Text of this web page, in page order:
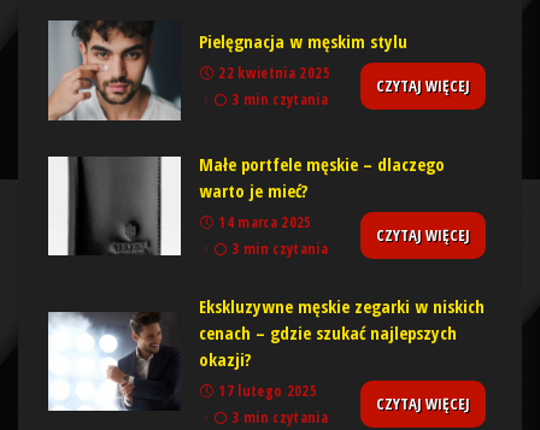
Pielęgnacja w męskim stylu
22 kwietnia 2025
3 min czytania
CZYTAJ WIĘCEJ
Małe portfele męskie – dlaczego
warto je mieć?
14 marca 2025
3 min czytania
CZYTAJ WIĘCEJ
Ekskluzywne męskie zegarki w niskich
cenach – gdzie szukać najlepszych
okazji?
17 lutego 2025
3 min czytania
CZYTAJ WIĘCEJ